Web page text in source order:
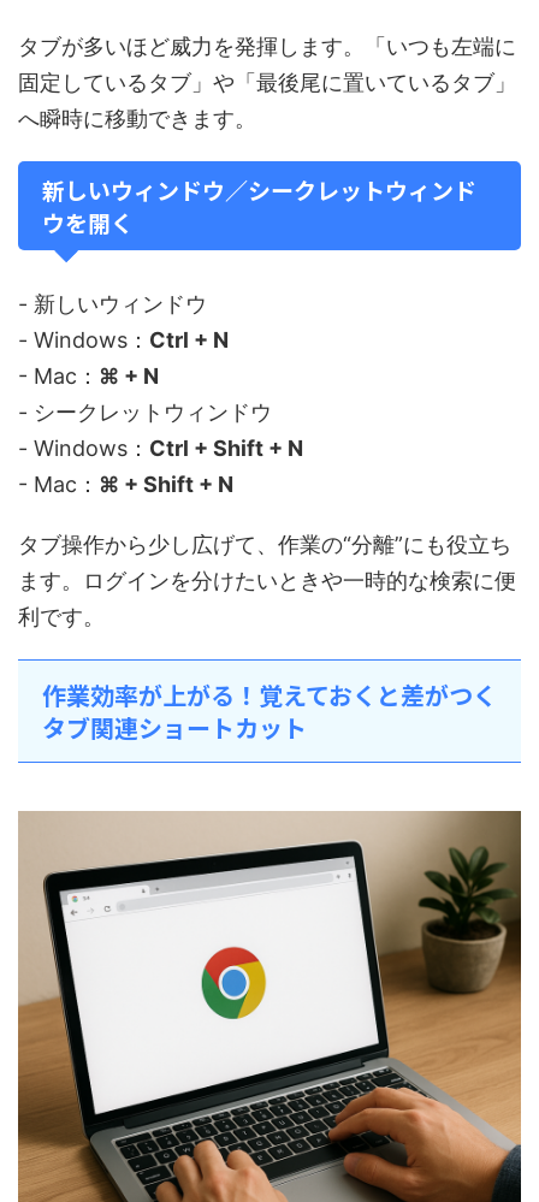
タブが多いほど威力を発揮します。「いつも左端に
固定しているタブ」や「最後尾に置いているタブ」
へ瞬時に移動できます。
新しいウィンドウ／シークレットウィンド
ウを開く
- 新しいウィンドウ
- Windows： Ctrl + N
- Mac： ⌘ + N
- シークレットウィンドウ
- Windows： Ctrl + Shift + N
- Mac： ⌘ + Shift + N
タブ操作から少し広げて、作業の“分離”にも役立ち
ます。ログインを分けたいときや一時的な検索に便
利です。
作業効率が上がる！覚えておくと差がつく
タブ関連ショートカット